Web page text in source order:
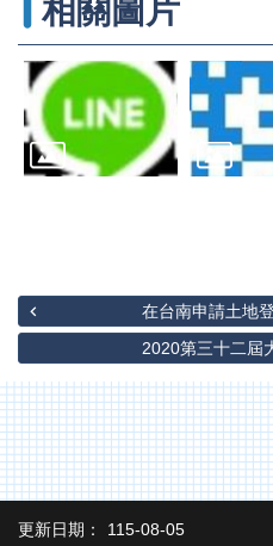
與
查
詢
便
民
交
流
下
載
專
區
主
題
相關圖片
在台南申請土地
2020第三十二屆
更新日期： 115-08-05